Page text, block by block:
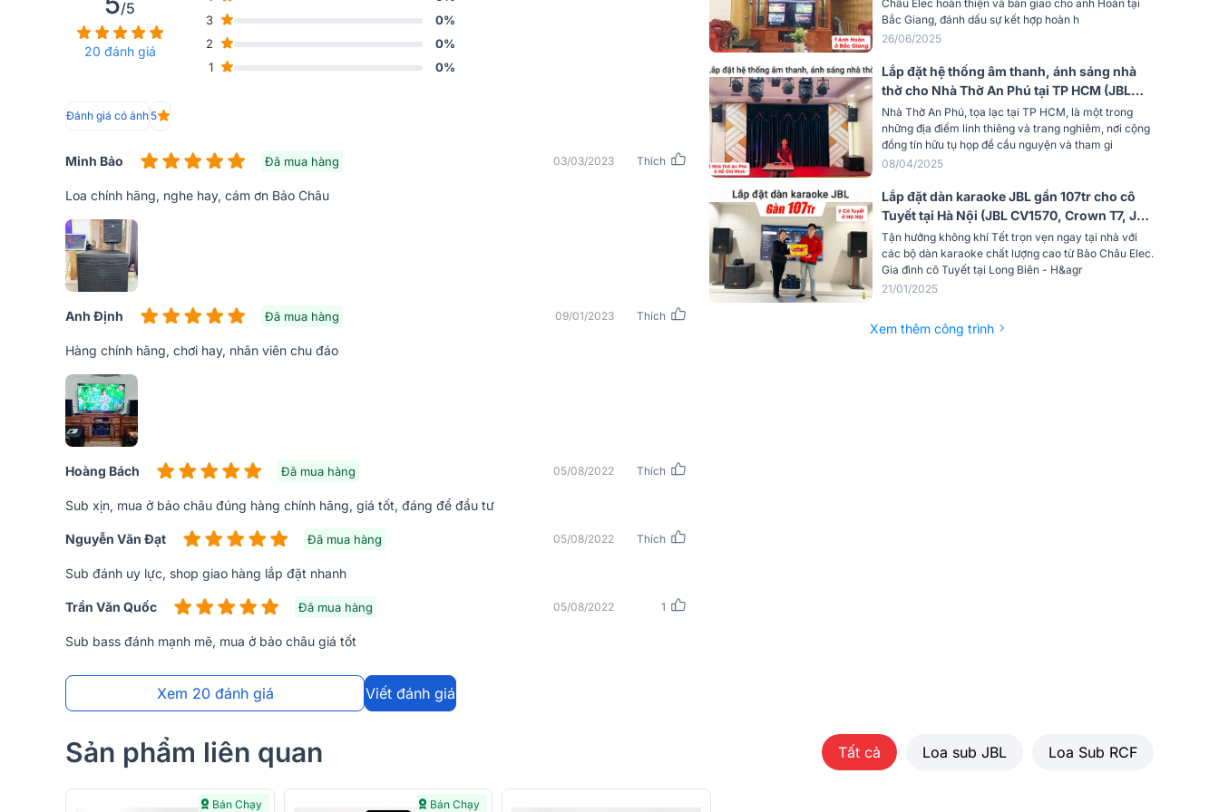
Bao bọc củ bass cùng các linh kiện là lớp vỏ loa được chế tác từ gỗ bạch dương nghiền và ép
nhiều lớp dày từ 18mm tùy từng vị trí để loại bỏ sự cộng hưởng âm thanh bên trong. Bề mặt loa
sub JBL CV18S phủ sơn nhám màu đen sang trọng.
Nhờ tấm ê – căng liền mạch bằng thép phủ sơn tĩnh điện ở mặt trước giúp nâng cao tính thẩm
/5
20 đánh giá
3
0%
2
0%
1
0%
Đánh giá có ảnh 5
Minh Bảo Đã mua hàng 03/03/2023 Thích
Loa chính hãng, nghe hay, cám ơn Bảo Châu
Anh Định Đã mua hàng 09/01/2023 Thích
Hàng chính hãng, chơi hay, nhân viên chu đáo
Hoàng Bách Đã mua hàng 05/08/2022 Thích
Sub xịn, mua ở bảo châu đúng hàng chính hãng, giá tốt, đáng để đầu tư
Nguyễn Văn Đạt Đã mua hàng 05/08/2022 Thích
Sub đánh uy lực, shop giao hàng lắp đặt nhanh
Trần Văn Quốc Đã mua hàng 05/08/2022 1
Sub bass đánh mạnh mẽ, mua ở bảo châu giá tốt
Xem 20 đánh giá Viết đánh giá
Max/Program
1000W
Công suất Peak
Trở kháng 8 ohms
Tần số đáp tuyến 40Hz - 250Hz
Độ nhạy (1w @ 1m) 96dB
Kết nối NL4MP Neutrik speakon®
Vỏ loa Gỗ MDF 18mm
Kích thước (Rộng x
Cao x Sâu)
561 × 542 × 720 mm
34.4 kg
VM300)
Châu Elec hoàn thiện và bàn giao cho anh Hoàn tại
Bắc Giang, đánh dấu sự kết hợp hoàn h
26/06/2025
Lắp đặt hệ thống âm thanh, ánh sáng nhà
thờ cho Nhà Thờ An Phú tại TP HCM (JBL
KP4012 G2, Audiocenter PD1000, JBL VX8,
JBL CV18S, JBL VM300...)
Nhà Thờ An Phú, tọa lạc tại TP HCM, là một trong
những địa điểm linh thiêng và trang nghiêm, nơi cộng
đồng tín hữu tụ họp để cầu nguyện và tham gi
08/04/2025
Lắp đặt dàn karaoke JBL gần 107tr cho cô
Tuyết tại Hà Nội (JBL CV1570, Crown T7, JBL
KX180A, JBL CV18S, JBL VM200)
Tận hưởng không khí Tết trọn vẹn ngay tại nhà với
các bộ dàn karaoke chất lượng cao từ Bảo Châu Elec.
Gia đình cô Tuyết tại Long Biên - H&agr
21/01/2025
Xem thêm công trình
Sản phẩm liên quan Tất cả Loa sub JBL Loa Sub RCF
Bán Chạy Bán Chạy